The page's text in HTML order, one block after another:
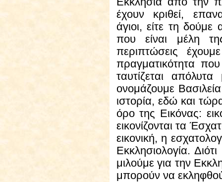
έχουν κριθεί,
άγιοι, είτε τη
που είναι μέλη
περιπτώσεις
πραγματικότητα
ταυτίζεται
ονομάζουμε
ιστορία, εδώ και
όρο της Εικόνας:
εικονίζονται τα
εικονική, η
Εκκλησιολογία.
μιλούμε για την
μπορούν να